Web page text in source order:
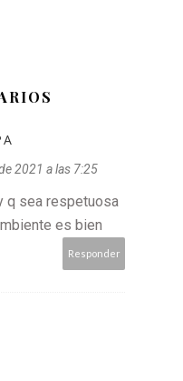
2021 a las 7:25
q sea respetuosa
es bien
Responder